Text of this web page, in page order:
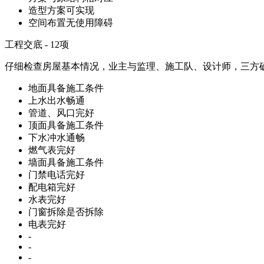
造型方案可实现
空间布置无使用障碍
工程交底 - 12项
仔细检查房屋基本情况，业主与监理、施工队、设计师，三方
地面具备施工条件
上水出水畅通
管道、风口完好
顶面具备施工条件
下水冲水通畅
燃气表完好
墙面具备施工条件
门禁电话完好
配电箱完好
水表完好
门窗拆除是否拆除
电表完好
-
-
-